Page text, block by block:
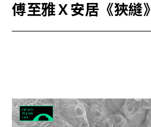
傅至雅Ｘ安居《狹縫》